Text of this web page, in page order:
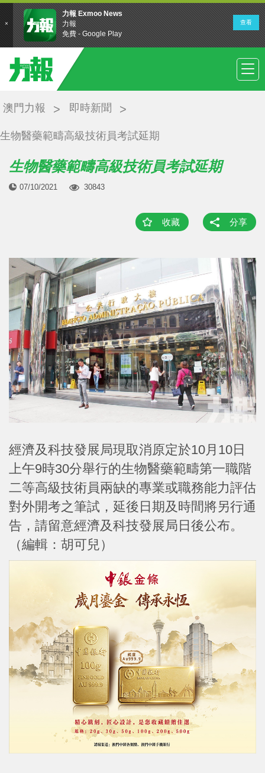
澳門力報 即時新聞
生物醫藥範疇高級技術員考試延期
生物醫藥範疇高級技術員考試延期
07/10/2021 30843
收藏 分享
經濟及科技發展局現取消原定於10月10日
上午9時30分舉行的生物醫藥範疇第一職階
二等高級技術員兩缺的專業或職務能力評估
對外開考之筆試，延後日期及時間將另行通
告，請留意經濟及科技發展局日後公布。
（編輯：胡可兒）